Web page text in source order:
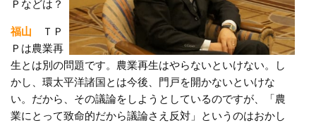
Ｐなどは？
福山 ＴＰ
Ｐは農業再
生とは別の問題です。農業再生はやらないといけない。し
かし、環太平洋諸国とは今後、門戸を開かないといけな
い。だから、その議論をしようとしているのですが、「農
業にとって致命的だから議論さえ反対」というのはおかし